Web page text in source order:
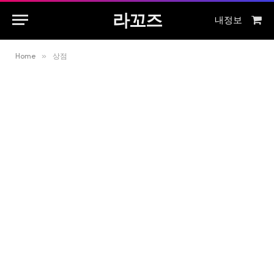
라꼬즈 내정보
Cart
Home » 상점